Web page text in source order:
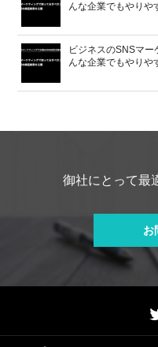
んな企業でもやりや
ビジネスのSNSマ
んな企業でもやりや
御社にとって最
お